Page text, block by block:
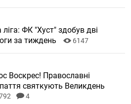
ФК "Хуст" здобув дві
за тиждень
6147
Воскрес! Православні
святкують Великдень
4